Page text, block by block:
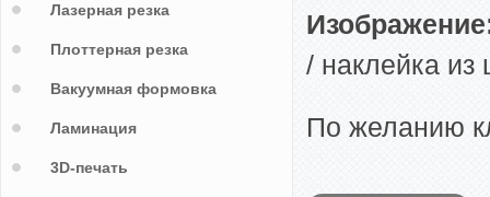
/ наклейка из
По желанию
Лазерная резка
Плоттерная резка
Вакуумная формовка
Ламинация
3D-печать